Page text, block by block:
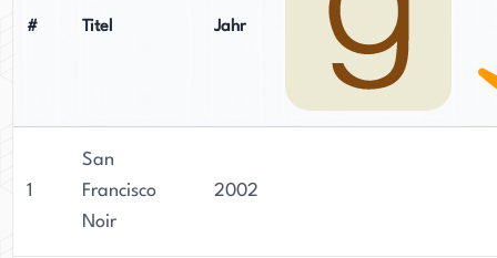
# Titel Jahr
1
San
Francisco
Noir
2002